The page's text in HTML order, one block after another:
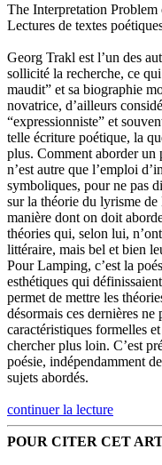
The Interpretation
Lectures de textes
Georg Trakl est l’un des
sollicité la recherche, ce
maudit” et sa biographie
novatrice, d’ailleurs
“expressionniste” et
telle écriture poétique, la
plus. Comment aborder un
n’est autre que l’emploi
symboliques, pour ne pas
sur la théorie du lyrisme
manière dont on doit
théories qui, selon lui,
littéraire, mais bel et bien
Pour Lamping, c’est la
esthétiques qui
permet de mettre les
désormais ces dernières
caractéristiques formelles
chercher plus loin. C’est
poésie, indépendamment
sujets abordés.
continuer la lecture
POUR CITER CET